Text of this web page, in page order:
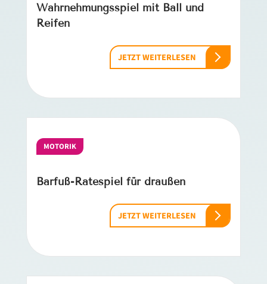
Wahrnehmungsspiel mit Ball und
Reifen
JETZT WEITERLESEN
MOTORIK
Barfuß-Ratespiel für draußen
JETZT WEITERLESEN